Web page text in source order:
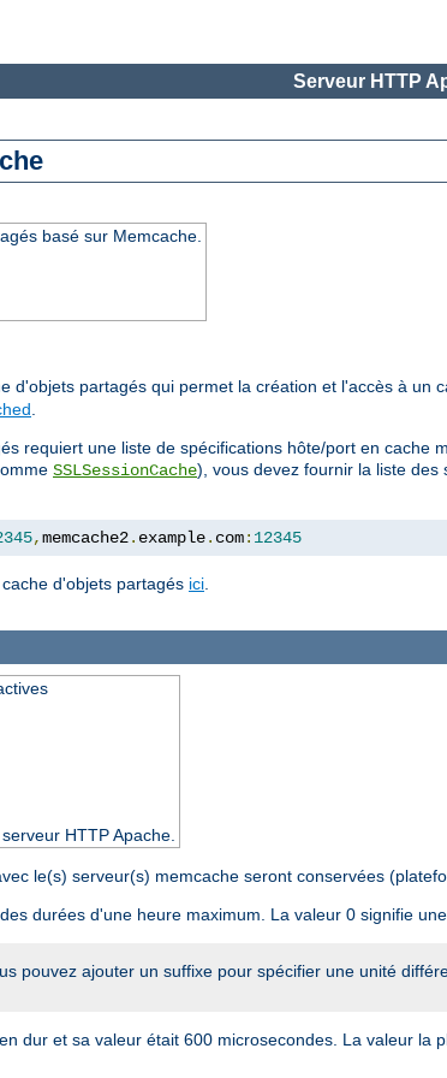
Serveur HTTP
basé sur Memcache.
d'objets partagés qui permet la création et l'accès à un
.
requiert une liste de spécifications hôte/port en cache
SSLSessionCache), vous devez fournir la liste
,memcache2. example. com: 12345
d'objets partagés ici.
HTTP Apache.
le(s) serveur(s) memcache seront conservées
durées d'une heure maximum. La valeur 0 signifie
pouvez ajouter un suffixe pour spécifier une unité
dur et sa valeur était 600 microsecondes. La valeur la